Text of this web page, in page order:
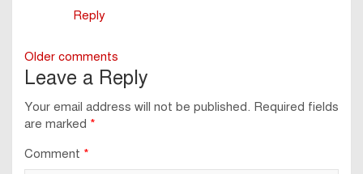
Reply
Comments
navigation
Older comments
Leave a Reply
Your email address will not be published. Required fields
are marked *
Comment *